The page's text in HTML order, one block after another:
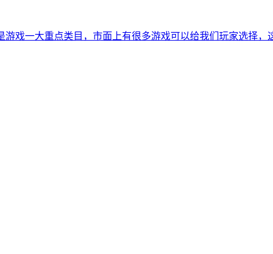
戏一大重点类目，市面上有很多游戏可以给我们玩家选择